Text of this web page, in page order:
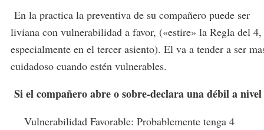
En la practica la preventiva de su compañero puede ser
liviana con vulnerabilidad a favor, («estire» la Regla del 4,
especialmente en el tercer asiento). El va a tender a ser
cuidadoso cuando estén vulnerables.
Si el compañero abre o sobre-declara una débil a
Vulnerabilidad Favorable: Probablemente tenga 4